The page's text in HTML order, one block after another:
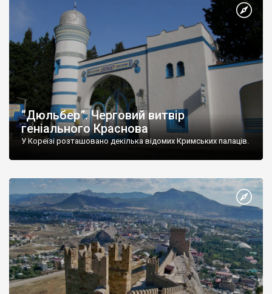
“Дюльбер”. Черговий витвір
геніального Краснова
У Кореїзі розташовано декілька відомих Кримських палаців.